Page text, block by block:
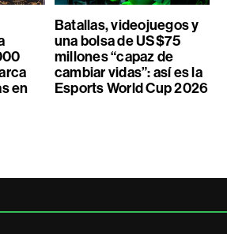
en
Batallas, videojuegos y
una bolsa de US$75
millones “capaz de
cambiar vidas”: así es la
Esports World Cup 2026